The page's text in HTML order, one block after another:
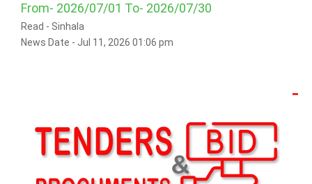
From- 2026/07/01 To- 2026/07/30
Read - Sinhala
News Date - Jul 11, 2026 01:06 pm